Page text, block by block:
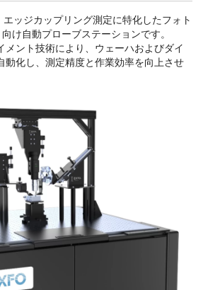
エッジカップリング測定に特化したフォト
け自動プローブステーションです。
メント技術により、ウェーハおよびダイ
動化し、測定精度と作業効率を向上させ